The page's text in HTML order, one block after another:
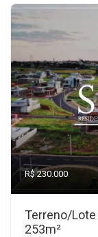
R$ 230.000
Terreno/
253m²